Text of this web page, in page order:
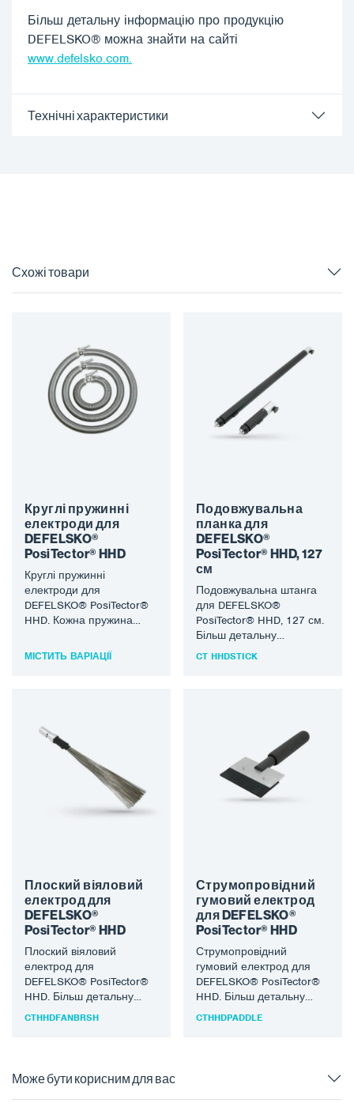
Більш детальну інформацію про продукцію
DEFELSKO® можна знайти на сайті
www.defelsko.com.
Технічні характеристики
Схожі товари
Круглі пружинні
електроди для
DEFELSKO®
PosiTector® HHD
Круглі пружинні
електроди для
DEFELSKO® PosiTector®
HHD. Кожна пружина
встановлені пружинні
муфти. Для підключення
МІСТИТЬ ВАРІАЦІЇ
Подовжувальна
планка для
DEFELSKO®
PosiTector® HHD, 127
см
Подовжувальна штанга
для DEFELSKO®
PosiTector® HHD, 127 см.
Більш детальну
інформацію про
CT HHDSTICK
Плоский віяловий
електрод для
DEFELSKO®
PosiTector® HHD
Плоский віяловий
електрод для
DEFELSKO® PosiTector®
HHD. Більш детальну
інформацію про
CTHHDFANBRSH
Струмопровідний
гумовий електрод
для DEFELSKO®
PosiTector® HHD
Струмопровідний
гумовий електрод для
DEFELSKO® PosiTector®
HHD. Більш детальну
інформацію про
CTHHDPADDLE
Може бути корисним для вас